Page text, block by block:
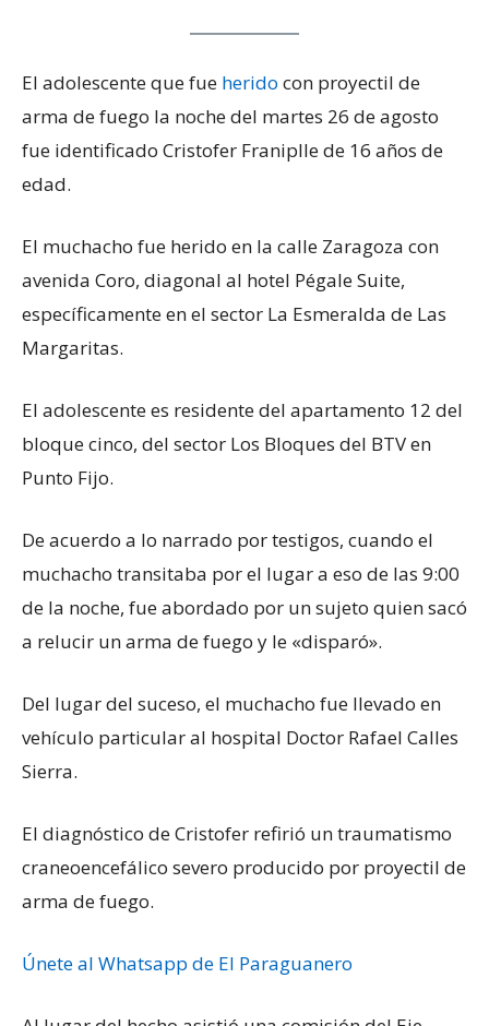
El adolescente que fue herido con proyectil de
arma de fuego la noche del martes 26 de agosto
fue identificado Cristofer Franiplle de 16 años de
edad.
El muchacho fue herido en la calle Zaragoza con
avenida Coro, diagonal al hotel Pégale Suite,
específicamente en el sector La Esmeralda de Las
Margaritas.
El adolescente es residente del apartamento 12 del
bloque cinco, del sector Los Bloques del BTV en
Punto Fijo.
De acuerdo a lo narrado por testigos, cuando el
muchacho transitaba por el lugar a eso de las 9:00
de la noche, fue abordado por un sujeto quien sacó
a relucir un arma de fuego y le «disparó».
Del lugar del suceso, el muchacho fue llevado en
vehículo particular al hospital Doctor Rafael Calles
Sierra.
El diagnóstico de Cristofer refirió un traumatismo
craneoencefálico severo producido por proyectil de
arma de fuego.
Únete al Whatsapp de El Paraguanero